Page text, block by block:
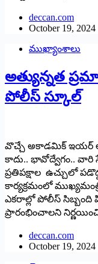
deccan.com
October 19, 2024
ముఖ్యాంశాలు
అత్యున్న‌త
పోలీస్ స్కూల్‌
వొచ్చే అకాడ‌మిక్ ఇయ‌ర్
కాదు.. భావోద్వేగం.. వారి
ప్రతిపక్షాల ఉచ్చులో
కార్యక్రమంలో
ఎకరాల్లో పోలీస్ సిబ్బంది
ప్రారంభించాలని
deccan.com
October 19, 2024